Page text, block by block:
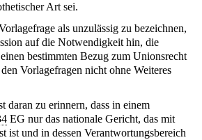
Art sei.
als unzulässig zu bezeichnen,
auf die Notwendigkeit hin, die
bestimmten Bezug zum Unionsrecht
Vorlagefragen nicht ohne Weiteres
daran zu erinnern, dass in einem
EG nur das nationale Gericht, das mit
ist und in dessen Verantwortungsbereich